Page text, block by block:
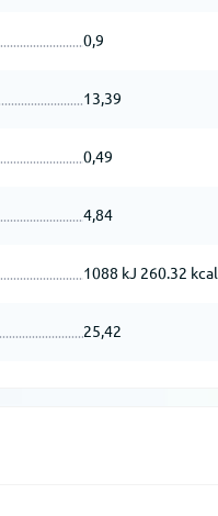
0,9
13,39
0,49
4,84
1088 kJ 260.32 kcal
25,42